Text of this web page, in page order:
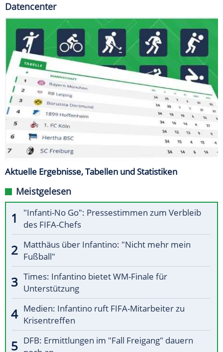
Datencenter
Aktuelle Ergebnisse, Tabellen und Statistiken
Meistgelesen
"Infanti-No Go": Pressestimmen zum Verbleib
des FIFA-Chefs
Matthäus über Infantino: "Nicht mehr mein
Fußball"
Times: Infantino bietet WM-Finale für
Unterstützung
Medien: Infantino ruft FIFA-Mitarbeiter zu
Krisentreffen
DFB: Ermittlungen im "Fall Freigang" dauern